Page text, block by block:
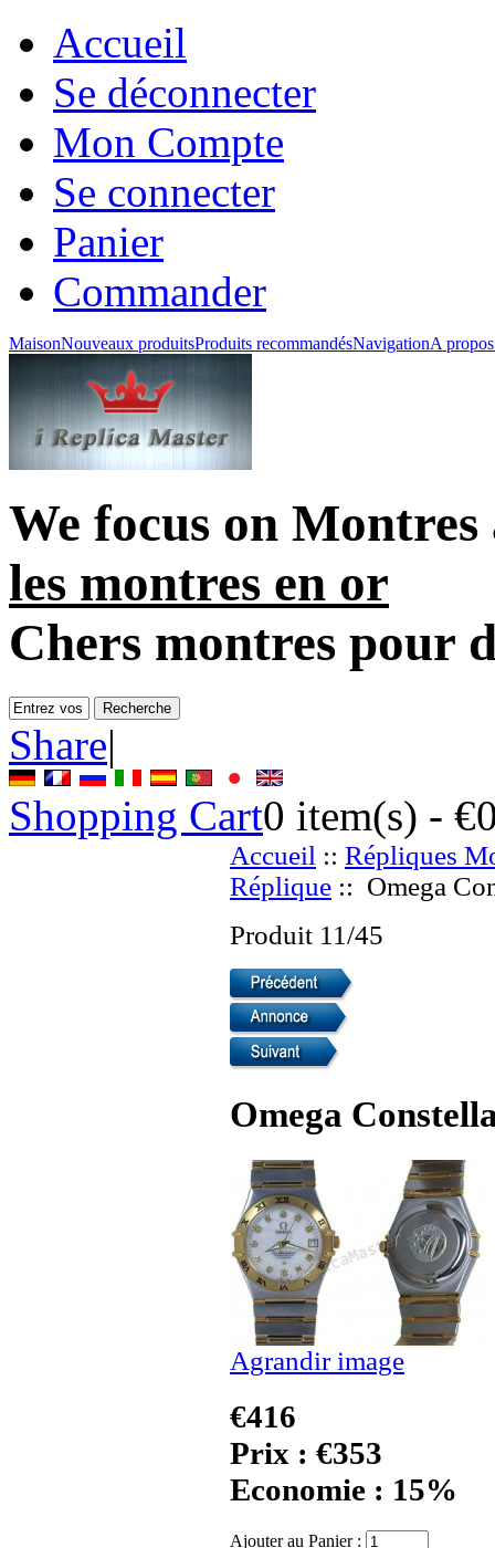
Accueil
Se déconnecter
Mon Compte
Se connecter
Panier
Commander
MaisonNouveaux produitsProduits recommandésNavigationA
We focus on Montres
les montres en or
Chers montres pour
Share|
Shopping Cart0 item(s) -
Accueil :: Répliques
Réplique :: Omega
Produit 11/45
Omega
Agrandir image
€416
Prix : €353
Economie : 15%
Ajouter au Panier :